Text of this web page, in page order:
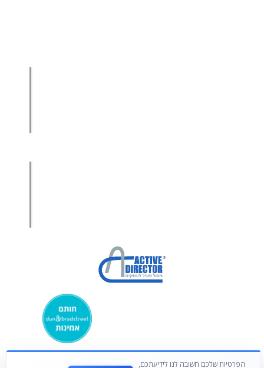
הפרטיות שלכם חשובה לנו לידיעתכם,